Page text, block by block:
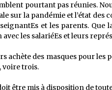
pourtant pas réunies.
sur la pandémie et l’état des
et les parents.
les salariéEs et leurs
achète des masques pour les
voire trois.
être mis à disposition de